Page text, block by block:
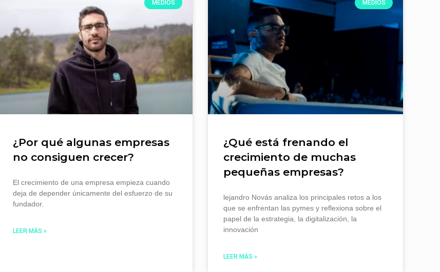
MEDIOS
¿Por qué algunas empresas
no consiguen crecer?
El crecimiento de una empresa empieza cuando
deja de depender únicamente del esfuerzo de su
fundador.
LEER MÁS »
MEDIOS
¿Qué está frenando el
crecimiento de muchas
pequeñas empresas?
lejandro Novás analiza los principales retos a los
que se enfrentan las pymes y reflexiona sobre el
papel de la estrategia, la digitalización, la
innovación
LEER MÁS »